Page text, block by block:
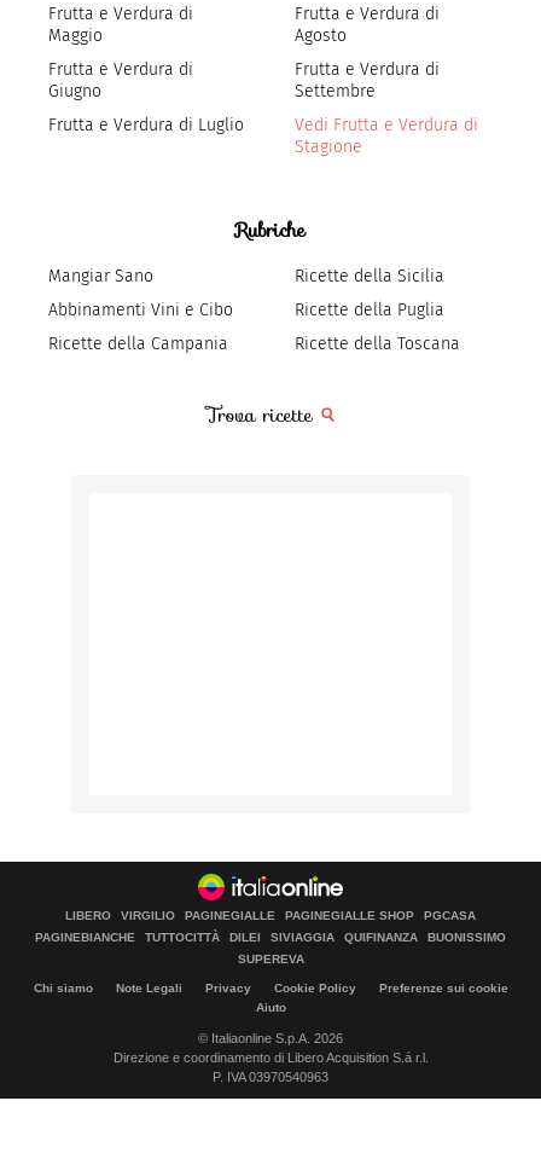
Frutta e Verdura di
Maggio
Frutta e Verdura di
Giugno
Frutta e Verdura di Luglio
Frutta e Verdura di
Agosto
Frutta e Verdura di
Settembre
Vedi Frutta e Verdura di
Stagione
Rubriche
Mangiar Sano
Abbinamenti Vini e Cibo
Ricette della Campania
Ricette della Sicilia
Ricette della Puglia
Ricette della Toscana
Trova ricette
LIBERO VIRGILIO PAGINEGIALLE PAGINEGIALLE SHOP
PGCASA
PAGINEBIANCHE
TUTTOCITTÀ DILEI SIVIAGGIA QUIFINANZA
BUONISSIMO
SUPEREVA
Chi siamo Note Legali Privacy Cookie Policy
Preferenze sui cookie
Aiuto
© Italiaonline S.p.A. 2026
Direzione e coordinamento di Libero Acquisition S.á r.l.
P. IVA 03970540963